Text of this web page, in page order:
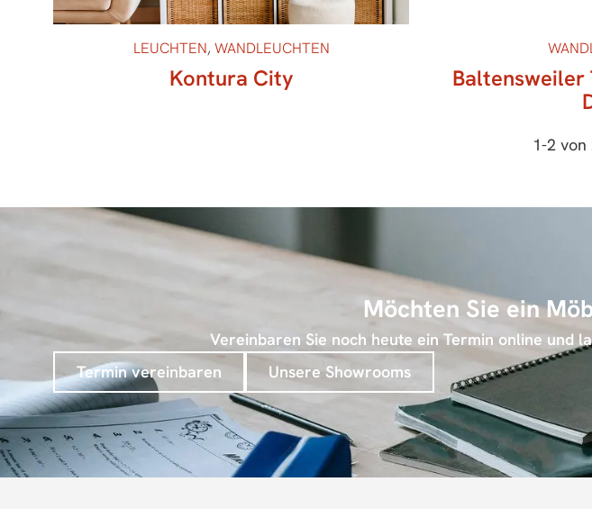
LEUCHTEN, WANDLEUCHTEN
Kontura City
Baltensweiler
1-2von
Möchten Sie ein
Vereinbaren Sie noch heute ein Termin online und
Termin vereinbaren
Unsere Showrooms